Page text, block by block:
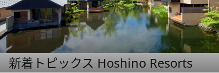
新着トピックス Hoshino Resorts